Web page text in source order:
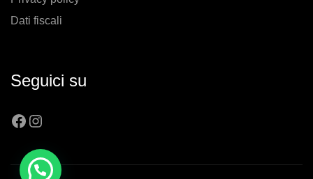
Dati fiscali
Seguici su
Facebook
Instagram